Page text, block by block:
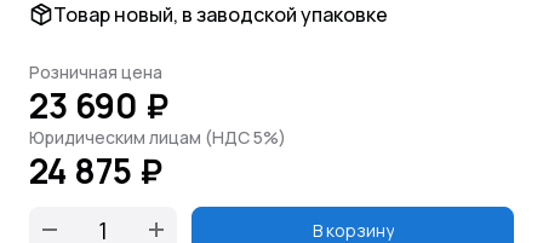
Товар новый, в заводской упаковке
Розничная цена
23 690 ₽
Юридическим лицам (НДС 5%)
24 875 ₽
В корзину